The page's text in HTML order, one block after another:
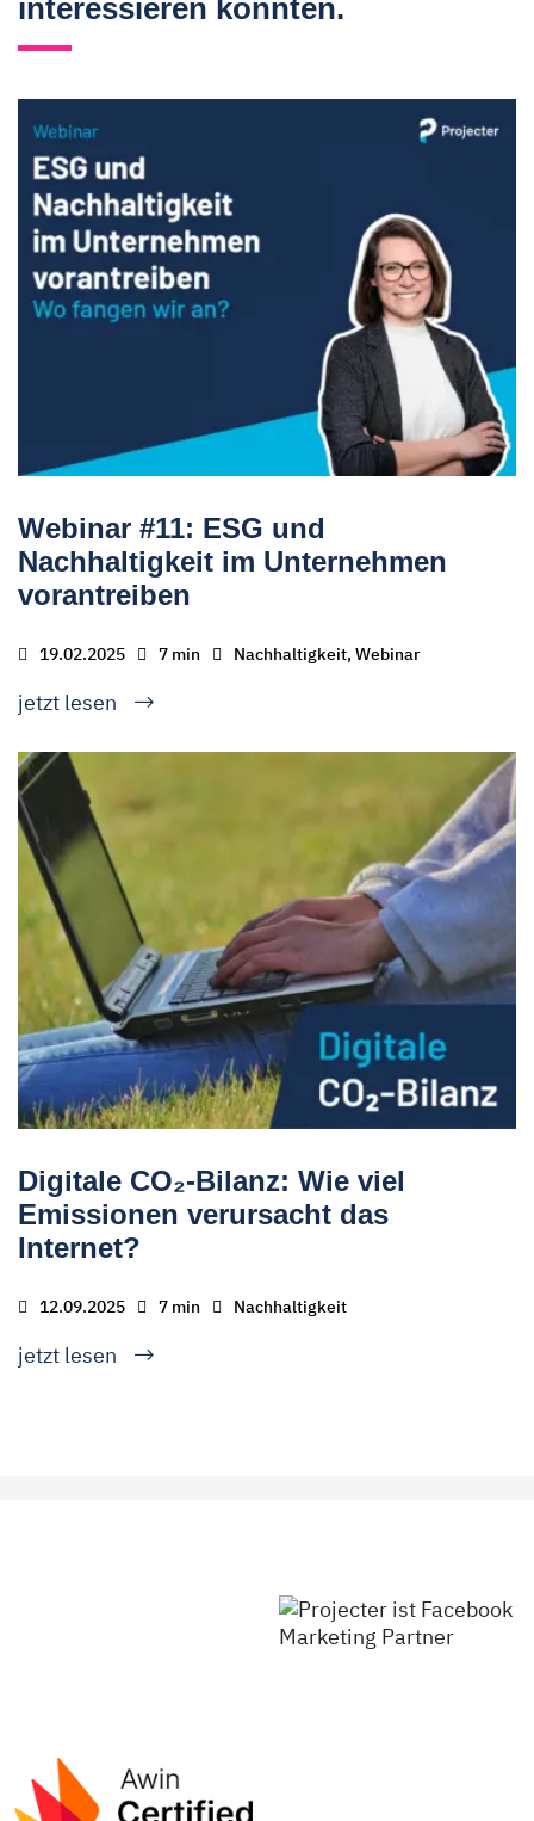
interessieren könnten.
Webinar #11: ESG und
Nachhaltigkeit im Unternehmen
vorantreiben
19.02.2025 7 min Nachhaltigkeit, Webinar
jetzt lesen
Digitale CO₂-Bilanz: Wie viel
Emissionen verursacht das
Internet?
12.09.2025 7 min Nachhaltigkeit
jetzt lesen